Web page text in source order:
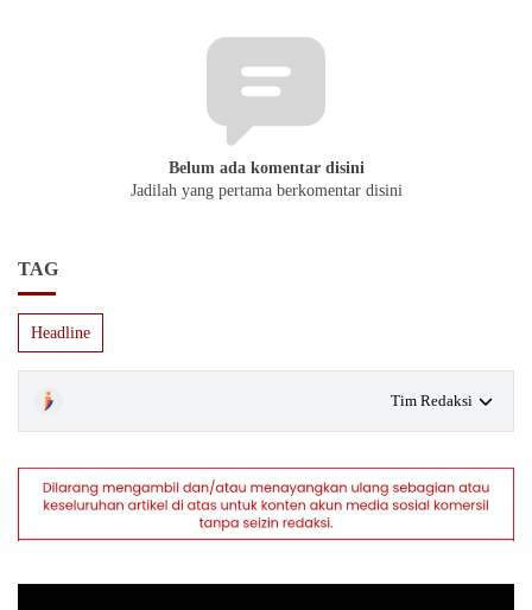
Belum ada komentar disini
Jadilah yang pertama berkomentar disini
TAG
Headline
Tim Redaksi